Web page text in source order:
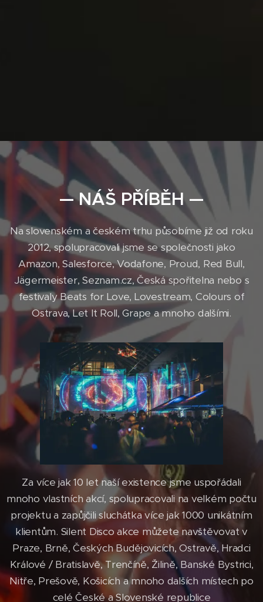
— NÁŠ PŘÍBĚH —
Na slovenském a českém trhu působíme již od roku
2012, spolupracovali jsme se společnosti jako
Amazon, Salesforce, Vodafone, Proud, Red Bull,
Jägermeister, Seznam.cz, Česká spořitelna nebo s
festivaly Beats for Love, Lovestream, Colours of
Ostrava, Let It Roll, Grape a mnoho dalšími.
Za více jak 10 let naší existence jsme uspořádali
mnoho vlastních akcí, spolupracovali na velkém počtu
projektu a zapůjčili sluchátka více jak 1000 unikátním
klientům. Silent Disco akce můžete navštěvovat v
Praze, Brně, Českých Budějovicích, Ostravě, Hradci
Králové / Bratislavě, Trenčíně, Žilině, Banské Bystrici,
Nitře, Prešově, Košicích a mnoho dalších místech po
celé České a Slovenské republice